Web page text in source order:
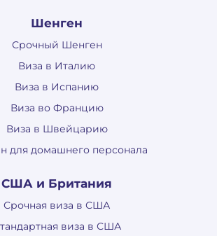
Шенген
Срочный Шенген
Виза в Италию
Виза в Испанию
Виза во Францию
Виза в Швейцарию
для домашнего персонала
США и Британия
Срочная виза в США
виза в США